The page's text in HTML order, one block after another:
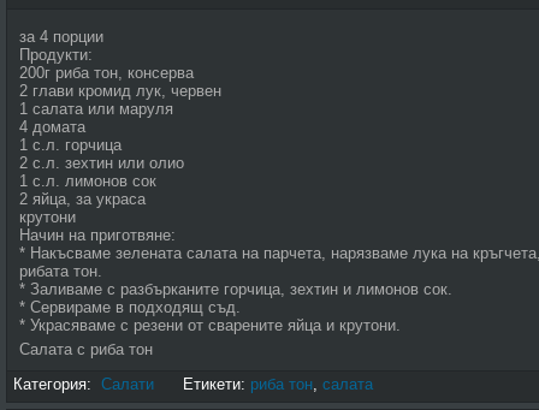
за 4 порции
Продукти:
200г риба тон, консерва
2 глави кромид лук, червен
1 салата или маруля
4 домата
1 с.л. горчица
2 с.л. зехтин или олио
1 с.л. лимонов сок
2 яйца, за украса
крутони
Начин на приготвяне:
* Накъсваме зелената салата на парчета, нарязваме лука на
рибата тон.
* Заливаме с разбърканите горчица, зехтин и лимонов сок.
* Сервираме в подходящ съд.
* Украсяваме с резени от сварените яйца и крутони.
Салата с риба тон
Категория: Салати Етикети: риба тон, салата